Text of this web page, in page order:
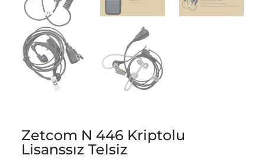
Zetcom N 446 Kriptolu
Lisanssız Telsiz